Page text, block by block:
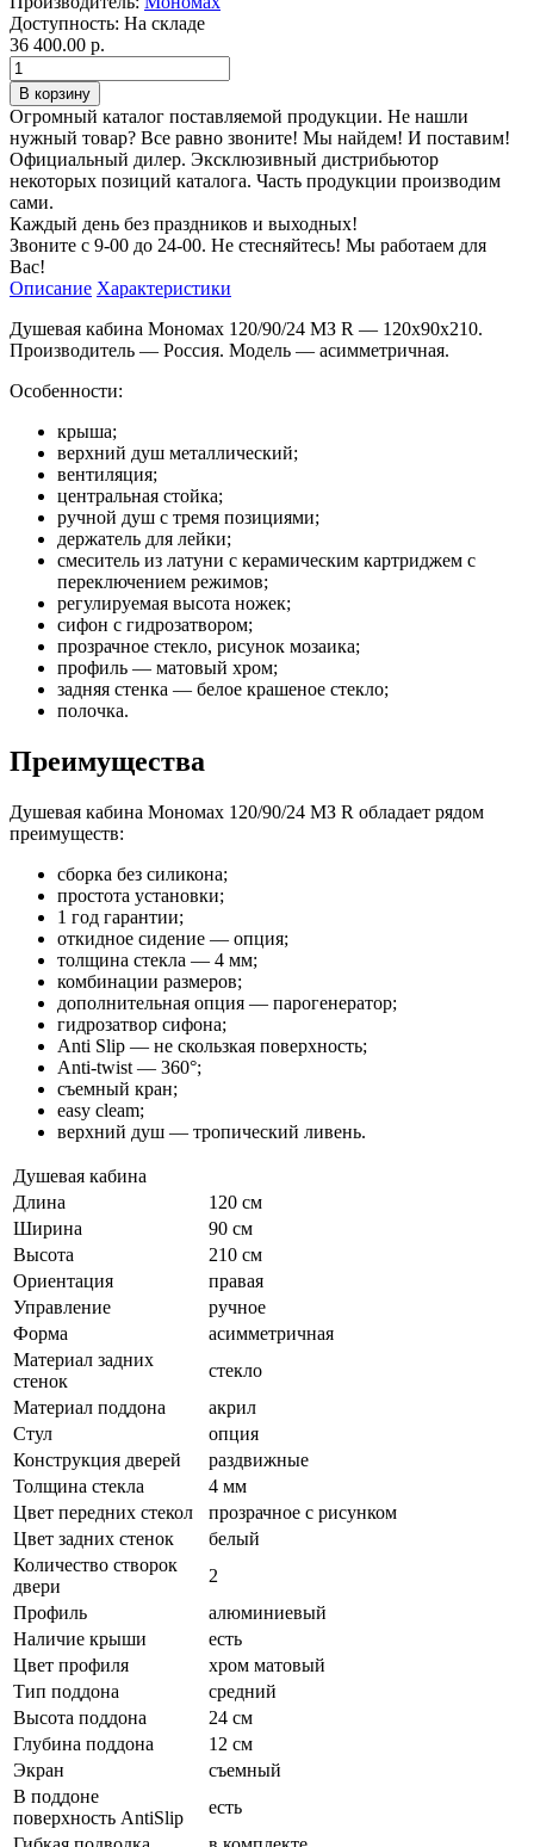
Доступность: На складе
36 400.00 р.
Огромный каталог поставляемой продукции. Не нашли
нужный товар? Все равно звоните! Мы найдем! И поставим!
Официальный дилер. Эксклюзивный дистрибьютор
некоторых позиций каталога. Часть продукции производим
сами.
Каждый день без праздников и выходных!
Звоните с 9-00 до 24-00. Не стесняйтесь! Мы работаем для
Вас!
Описание Характеристики
Душевая кабина Мономах 120/90/24 МЗ R — 120х90х210.
Производитель — Россия. Модель — асимметричная.
Особенности:
крыша;
верхний душ металлический;
вентиляция;
центральная стойка;
ручной душ с тремя позициями;
держатель для лейки;
смеситель из латуни с керамическим картриджем с
переключением режимов;
регулируемая высота ножек;
сифон с гидрозатвором;
прозрачное стекло, рисунок мозаика;
профиль — матовый хром;
задняя стенка — белое крашеное стекло;
полочка.
Преимущества
Душевая кабина Мономах 120/90/24 МЗ R обладает рядом
преимуществ:
сборка без силикона;
простота установки;
1 год гарантии;
откидное сидение — опция;
толщина стекла — 4 мм;
комбинации размеров;
дополнительная опция — парогенератор;
гидрозатвор сифона;
Anti Slip — не скользкая поверхность;
Anti-twist — 360°;
съемный кран;
easy cleam;
верхний душ — тропический ливень.
Душевая кабина
Длина
120 см
Ширина
90 см
Высота
210 см
Ориентация
правая
Управление
ручное
Форма
асимметричная
Материал задних
стенок
стекло
Материал поддона
акрил
Стул
опция
Конструкция дверей
раздвижные
Толщина стекла
4 мм
Цвет передних стекол
прозрачное с рисунком
Цвет задних стенок
белый
Количество створок
двери
2
Профиль
алюминиевый
Наличие крыши
есть
Цвет профиля
хром матовый
Тип поддона
средний
Высота поддона
24 см
Глубина поддона
12 см
Экран
съемный
В поддоне
поверхность AntiSlip
есть